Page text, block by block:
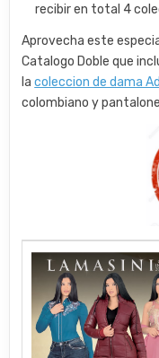
recibir en total 4
Aprovecha este
Catalogo Doble que
lacoleccion de dama
colombiano y